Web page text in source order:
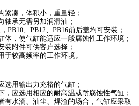
紧凑，体积小，重量轻；
轴承无需另加润滑油；
PB10、PB12、PB16前后盖均可安装；
体，使气缸能适应一般腐蚀性工作环境；
装附件可供客户选择；
于较高频率的工作环境。
选用输出力充裕的气缸；
，应选用相应的耐高温或耐腐蚀性气缸；
有水滴、油尘、焊渣的场合，气缸应采取